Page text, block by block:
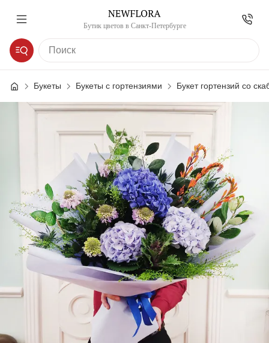
Бутик цветов в Санкт-Петербурге
Букеты Букеты с гортензиями Букет гортензий со